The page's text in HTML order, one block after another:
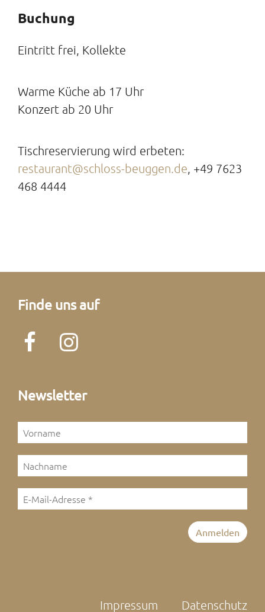
Buchung
Eintritt frei, Kollekte
Warme Küche ab 17 Uhr
Konzert ab 20 Uhr
Tischreservierung wird erbeten:
restaurant@schloss-beuggen.de, +49 7623
468 4444
Finde uns auf
Newsletter
Impressum Datenschutz